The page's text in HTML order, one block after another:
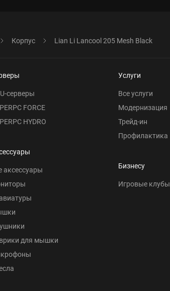
Корпус Lian Li Lancool 205 Mesh Black
серверы
FORCE
HYDRO
аксессуары
для мышки
Услуги
Все услуги
Модернизация
Трейд-ин
Профилактика
Бизнесу
Игровые клубы